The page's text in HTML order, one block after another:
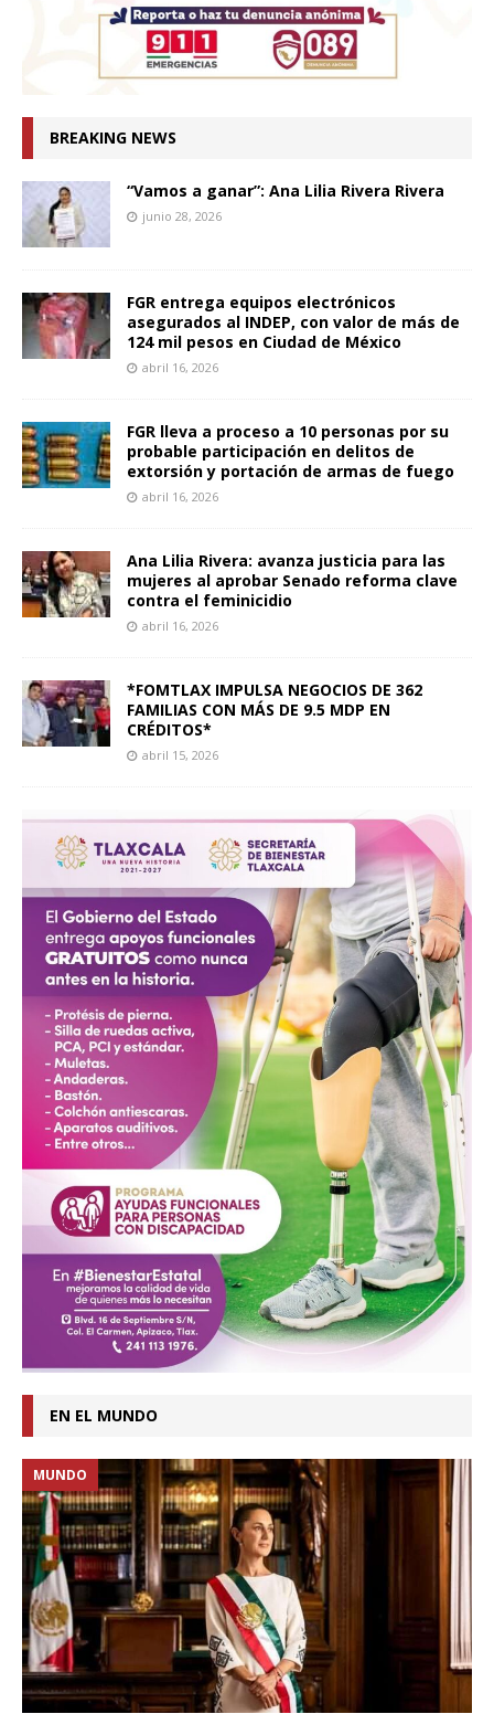
BREAKING NEWS
“Vamos a ganar”: Ana Lilia Rivera Rivera
junio 28, 2026
FGR entrega equipos electrónicos
asegurados al INDEP, con valor de más de
124 mil pesos en Ciudad de México
abril 16, 2026
FGR lleva a proceso a 10 personas por su
probable participación en delitos de
extorsión y portación de armas de fuego
abril 16, 2026
Ana Lilia Rivera: avanza justicia para las
mujeres al aprobar Senado reforma clave
contra el feminicidio
abril 16, 2026
*FOMTLAX IMPULSA NEGOCIOS DE 362
FAMILIAS CON MÁS DE 9.5 MDP EN
CRÉDITOS*
abril 15, 2026
EN EL MUNDO
MUNDO